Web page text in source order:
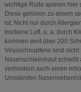
wichtige Rolle spielen hier
Diese gehören zu einem
ist. Nicht nur durch
trockene Luft, u. a. durch
kommen weit über 200
Virusschnupfens sind
Nasenschleimhaut schwillt
verhindern auch einen
Umständen